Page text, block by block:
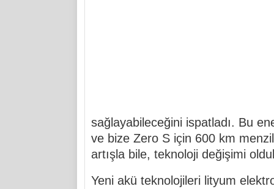
sağlayabileceğini ispatladı. Bu
ve bize Zero S için 600 km
artışla bile, teknoloji değişimi
Yeni akü teknolojileri lityum